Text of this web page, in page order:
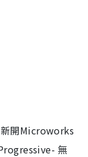
開Microworks
無